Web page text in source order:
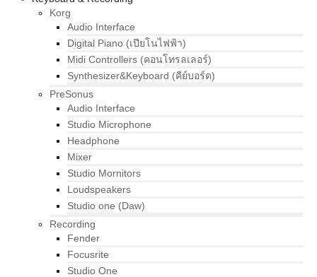
Korg
Audio Interface
Digital Piano (เปียโนไฟฟ้า)
Midi Controllers (คอนโทรลเลอร์)
Synthesizer&Keyboard (คีย์บอร์ด)
PreSonus
Audio Interface
Studio Microphone
Headphone
Mixer
Studio Mornitors
Loudspeakers
Studio one (Daw)
Recording
Fender
Focusrite
Studio One